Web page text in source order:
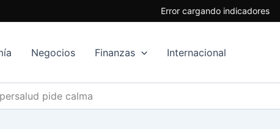
Error cargando indicadores
Negocios Finanzas Internacional
pide calma